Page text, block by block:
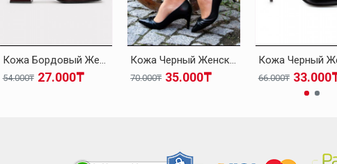
Кожа Бордовый Женская Толстые Каблуки Обувь 010ZA8714
27.000₸
54.000₸
Кожа Черный Женская На Каблуках-Шпилька Обувь 019ZA21-494
35.000₸
70.000₸ 66.000₸